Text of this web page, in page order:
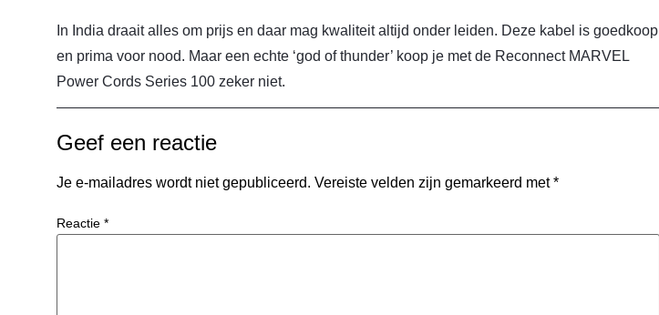
In India draait alles om prijs en daar mag kwaliteit altijd onder leiden. Deze kabel is goedkoop
en prima voor nood. Maar een echte ‘god of thunder’ koop je met de Reconnect MARVEL
Power Cords Series 100 zeker niet.
Geef een reactie
Je e-mailadres wordt niet gepubliceerd. Vereiste velden zijn gemarkeerd met*
Reactie *